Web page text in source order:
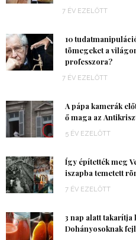
7 ÉV EZELŐTT
10
tömegeket a
professzora?
7 ÉV EZELŐTT
A pápa kamerák
ő maga az
5 ÉV EZELŐTT
Így építették meg
iszapba temetett
7 ÉV EZELŐTT
3 nap alatt takarítja
Dohányosoknak